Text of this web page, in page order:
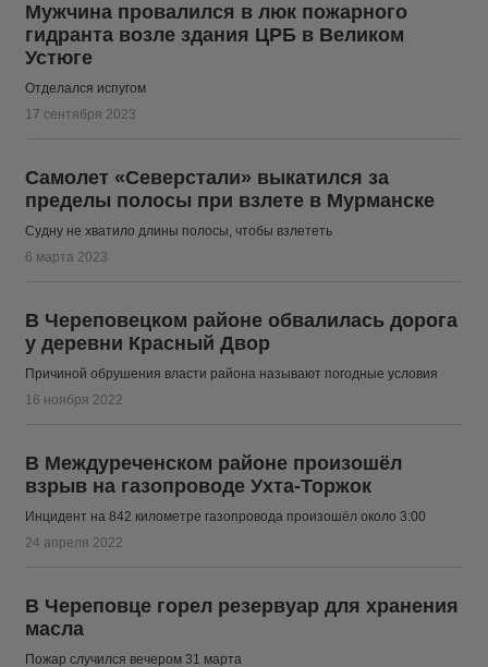
Мужчина провалился в люк пожарного
гидранта возле здания ЦРБ в Великом
Устюге
Отделался испугом
17 сентября 2023
Самолет «Северстали» выкатился за
пределы полосы при взлете в Мурманске
Судну не хватило длины полосы, чтобы взлететь
6 марта 2023
В Череповецком районе обвалилась дорога
у деревни Красный Двор
Причиной обрушения власти района называют погодные условия
16 ноября 2022
В Междуреченском районе произошёл
взрыв на газопроводе Ухта-Торжок
Инцидент на 842 километре газопровода произошёл около 3:00
24 апреля 2022
В Череповце горел резервуар для хранения
масла
Пожар случился вечером 31 марта